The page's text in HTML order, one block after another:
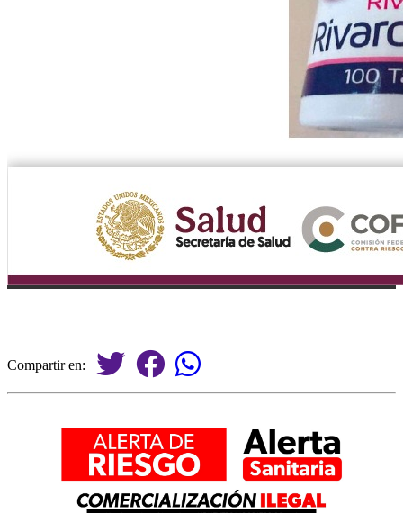
Compartir en: